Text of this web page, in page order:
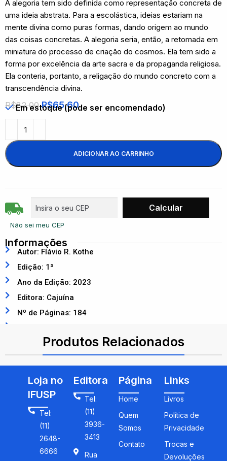
A alegoria tem sido definida como representação concreta de
uma ideia abstrata. Para a escolástica, ideias estariam na
mente divina como puras formas, dando origem ao mundo
das coisas concretas. A alegoria seria, então, a retomada em
miniatura do processo de criação do cosmos. Ela tem sido a
forma por excelência da arte sacra e da propaganda religiosa.
Ela conteria, portanto, a religação do mundo concreto com a
transcendência divina.
R$82,00 R$65,60
Em estoque (pode ser encomendado)
ADICIONAR AO CARRINHO
Não sei meu CEP
Informações
Autor: Flávio R. Kothe
Edição: 1ª
Ano da Edição: 2023
Editora: Cajuína
Nº de Páginas: 184
Produtos Relacionados
Loja no
IFUSP
Tel:
(11)
2648-
6666
Editora
Tel:
(11)
3936-
3413
Rua
Página
Home
Quem
Somos
Contato
Links
Livros
Política de
Privacidade
Trocas e
Devoluções